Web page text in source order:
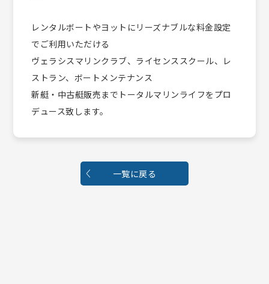
レンタルボートやヨットにリーズナブルな料金設定
でご利用いただける
ヴェラシスマリンクラブ、ライセンススクール、レ
ストラン、ボートメンテナンス
新艇・中古艇販売までトータルマリンライフをプロ
デュース致します。
一覧に戻る